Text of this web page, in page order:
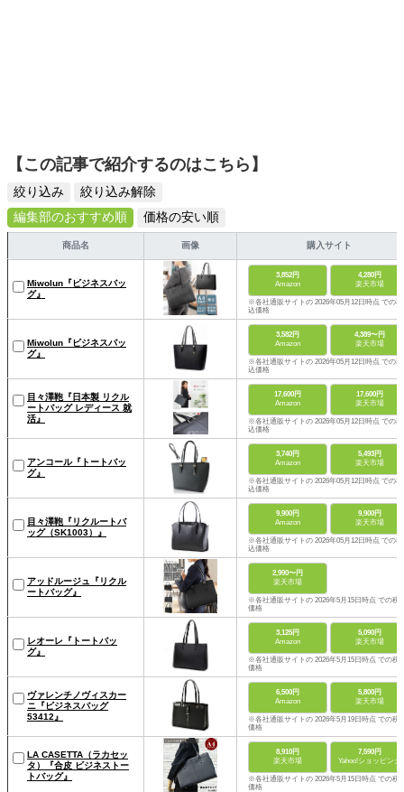
【この記事で紹介するのはこちら】
絞り込み
絞り込み解除
編集部のおすすめ順
価格の安い順
商品名 画像 購入サイト
Miwolun『ビジネスバッ
グ』
3,852円
Amazon
4,280円
楽天市場
※各社通販サイトの 2026年05月12日時点 での税
込価格
Miwolun『ビジネスバッ
グ』
3,582円
Amazon
4,389〜円
楽天市場
※各社通販サイトの 2026年05月12日時点 での税
込価格
目々澤鞄『日本製 リクル
ートバッグ レディース 就
活』
17,600円
Amazon
17,600円
楽天市場
※各社通販サイトの 2026年05月12日時点 での税
込価格
アンコール『トートバッ
グ』
3,740円
Amazon
5,493円
楽天市場
※各社通販サイトの 2026年05月12日時点 での税
込価格
目々澤鞄『リクルートバ
ッグ（SK1003）』
9,900円
Amazon
9,900円
楽天市場
※各社通販サイトの 2026年05月12日時点 での税
込価格
アッドルージュ『リクル
ートバッグ』
2,990〜円
楽天市場
※各社通販サイトの 2026年5月15日時点 での税
価格
レオーレ『トートバッ
グ』
3,125円
Amazon
5,090円
楽天市場
※各社通販サイトの 2026年5月15日時点 での税
価格
ヴァレンチノヴィスカー
ニ『ビジネスバッグ
53412』
6,500円
Amazon
5,800円
楽天市場
※各社通販サイトの 2026年5月19日時点 での税
価格
LA CASETTA（ラカセッ
タ）『合皮 ビジネストー
トバッグ』
8,910円
楽天市場
7,590円
Yahoo!ショッピング
※各社通販サイトの 2026年5月15日時点 での税
価格